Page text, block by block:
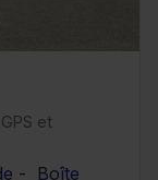
et
- Boîte